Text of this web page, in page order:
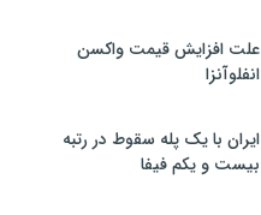
علت افزایش قیمت واکسن
انفلوآنزا
ایران با یک پله سقوط در رتبه
بیست و یکم فیفا